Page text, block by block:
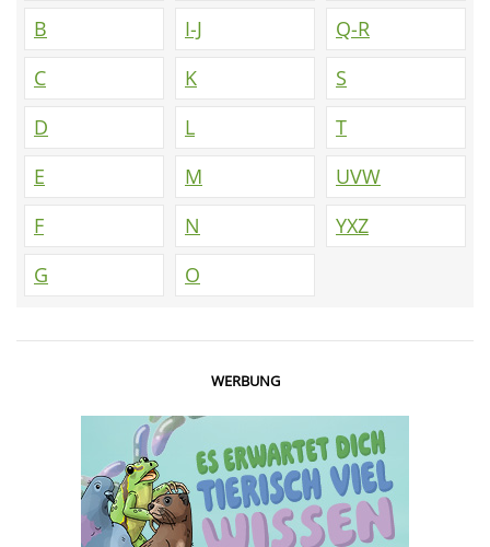
B
C
D
E
F
G
I-J
K
L
M
N
O
Q-R
S
T
UVW
YXZ
WERBUNG